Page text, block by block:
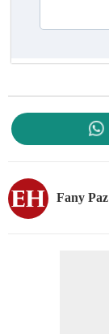
Fany Paz